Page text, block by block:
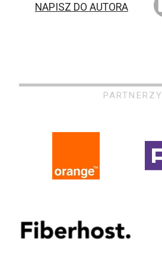
NAPISZ DO AUTORA
PARTNERZY